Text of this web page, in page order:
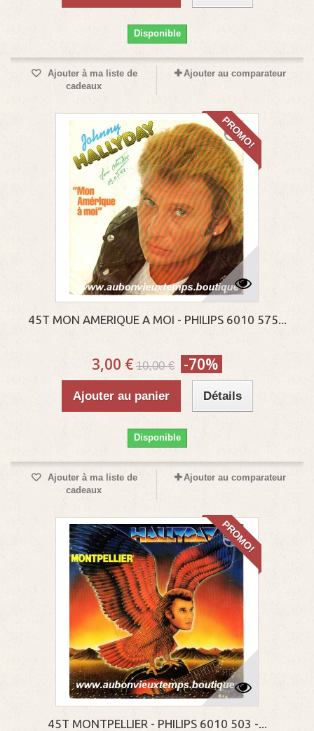
Disponible
Ajouter à ma liste de
cadeaux
Ajouter au comparateur
PROMO!
45T MON AMERIQUE A MOI - PHILIPS 6010 575...
3,00 € 10,00 € -70%
Ajouter au panier Détails
Disponible
Ajouter à ma liste de
cadeaux
Ajouter au comparateur
PROMO!
45T MONTPELLIER - PHILIPS 6010 503 -...